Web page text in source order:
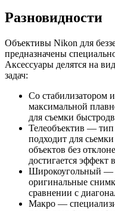
Разновидности
Объективы Nikon для
предназначены
Аксессуары делятся на
задач:
Со стабилизатором
максимальной
для съемки
Телеобъектив — тип
подходит для
объектов без
достигается эффект
Широкоугольный —
оригинальные
сравнении с
Макро —